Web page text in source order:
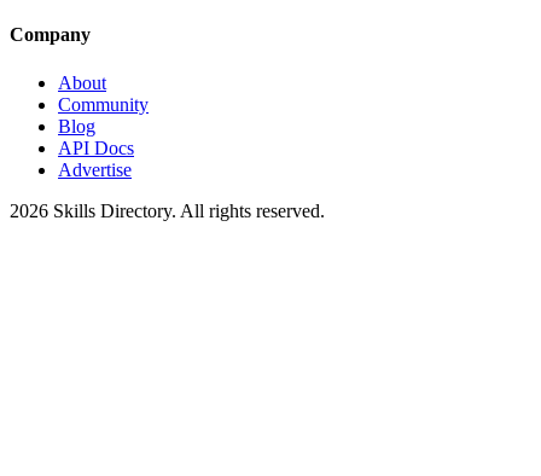
Company
About
Community
Blog
API Docs
Advertise
2026 Skills Directory. All rights reserved.